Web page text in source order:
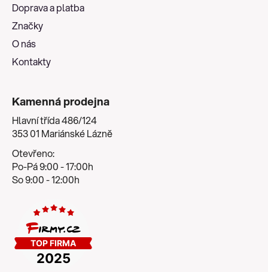
Doprava a platba
Značky
O nás
Kontakty
Kamenná prodejna
Hlavní třída 486/124
353 01 Mariánské Lázně
Otevřeno:
Po-Pá 9:00 - 17:00h
So 9:00 - 12:00h